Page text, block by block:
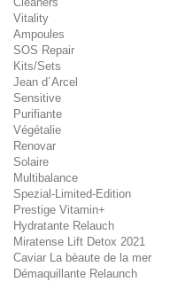
Vitality
Ampoules
SOS Repair
Kits/Sets
Jean d´Arcel
Sensitive
Purifiante
Végétalie
Renovar
Solaire
Multibalance
Spezial-Limited-Edition
Prestige Vitamin+
Hydratante Relauch
Miratense Lift Detox 2021
Caviar La bèaute de la mer
Démaquillante Relaunch